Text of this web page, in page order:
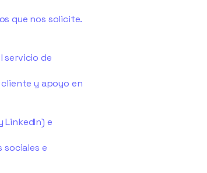
que nos solicite.
servicio de
cliente y apoyo en
LinkedIn) e
sociales e